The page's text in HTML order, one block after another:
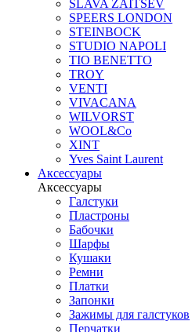
SLAVA ZAITSEV
SPEERS LONDON
STEINBOCK
STUDIO NAPOLI
TIO BENETTO
TROY
VENTI
VIVACANA
WILVORST
WOOL&Co
XINT
Yves Saint Laurent
Аксессуары
Аксессуары
Галстуки
Пластроны
Бабочки
Шарфы
Кушаки
Ремни
Платки
Запонки
Зажимы для галстуков
Перчатки